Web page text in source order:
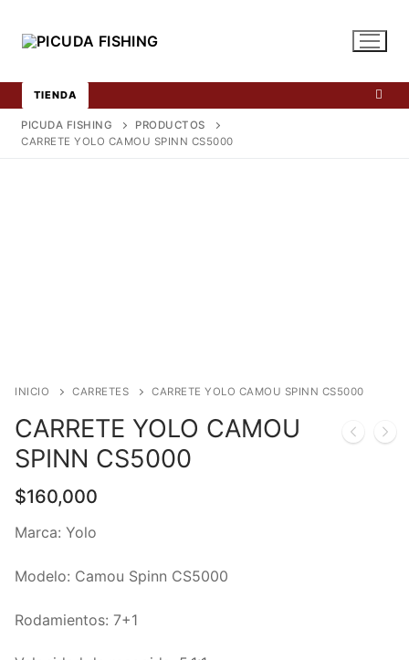
TIENDA
PICUDA FISHING
PRODUCTOS
CARRETE YOLO CAMOU SPINN CS5000
INICIO CARRETES CARRETE YOLO CAMOU SPINN CS5000
CARRETE YOLO CAMOU
SPINN CS5000
$160,000
Marca: Yolo
Modelo: Camou Spinn CS5000
Rodamientos: 7+1